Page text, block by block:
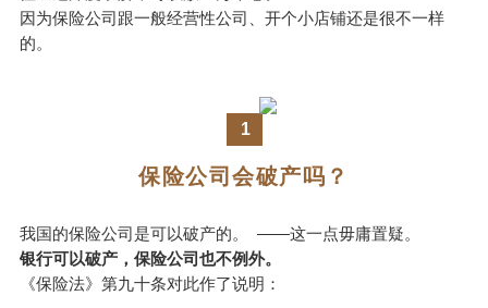
因为保险公司跟一般经营性公司、开个小店铺还是很不一样
的。
1
保险公司会破产吗？
我国的保险公司是可以破产的。 ——这一点毋庸置疑。
银行可以破产，保险公司也不例外。
《保险法》第九十条对此作了说明：